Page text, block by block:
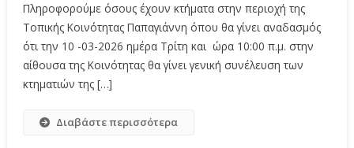
Πληροφορούμε όσους έχουν κτήματα στην περιοχή της
Τοπικής Κοινότητας Παπαγιάννη όπου θα γίνει αναδασμός
ότι την 10 -03-2026 ημέρα Τρίτη και ώρα 10:00 π.μ. στην
αίθουσα της Κοινότητας θα γίνει γενική συνέλευση των
κτηματιών της […]
Διαβάστε περισσότερα